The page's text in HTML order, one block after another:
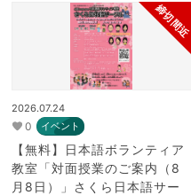
締切間近
2026.07.24
0 イベント
【無料】日本語ボランティア
教室「対面授業のご案内（8
月8日）」さくら日本語サー